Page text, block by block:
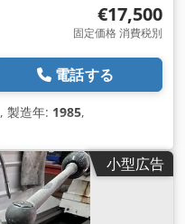
€17,500
固定価格 消費税別
電話する
, 製造年: 1985,
小型広告